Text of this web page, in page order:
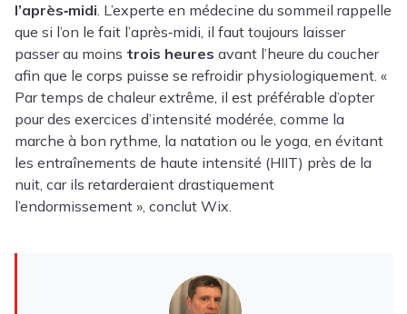
l’après‑midi. L’experte en médecine du sommeil rappelle
que si l’on le fait l’après‑midi, il faut toujours laisser
passer au moins trois heures avant l’heure du coucher
afin que le corps puisse se refroidir physiologiquement. «
Par temps de chaleur extrême, il est préférable d’opter
pour des exercices d’intensité modérée, comme la
marche à bon rythme, la natation ou le yoga, en évitant
les entraînements de haute intensité (HIIT) près de la
nuit, car ils retarderaient drastiquement
l’endormissement », conclut Wix.